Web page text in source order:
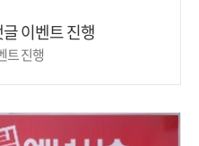
이벤트 진행
트 진행